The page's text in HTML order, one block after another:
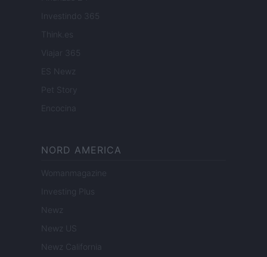
Investindo 365
Think.es
Viajar 365
ES Newz
Pet Story
Encocina
NORD AMERICA
Womanmagazine
Investing Plus
Newz
Newz US
Newz California